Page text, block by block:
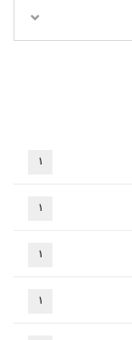
۱
۱
۱
۱